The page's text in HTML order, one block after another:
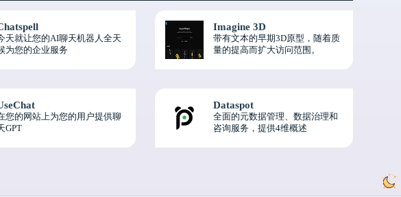
天就让您的AI聊天机器人全天
为您的企业服务
Imagine 3D
带有文本的早期3D原型，随着质
量的提高而扩大访问范围。
您的网站上为您的用户提供聊
GPT
Dataspot
全面的元数据管理、数据治理和
咨询服务，提供4维概述